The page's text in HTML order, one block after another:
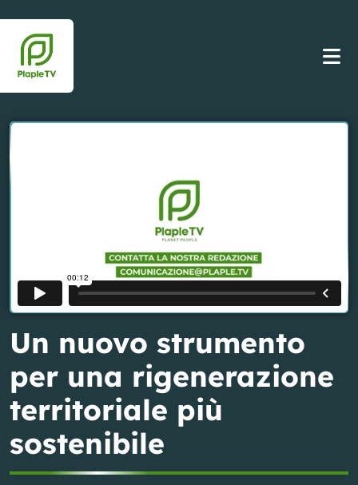
Un nuovo strumento
per una rigenerazione
territoriale più
sostenibile